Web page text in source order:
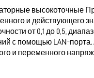
высокоточные
и действующего
от 0,1 до 0,5,
с помощью LAN-
и переменного